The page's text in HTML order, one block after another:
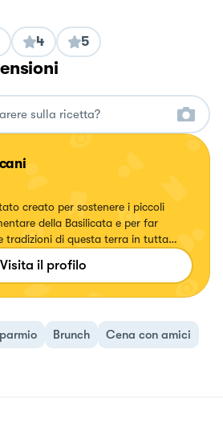
4 5
creato per sostenere i piccoli
della Basilicata e per far
tradizioni di questa terra in tutta
blogs/storia-e-ricette-dei-
Visita il profilo
Brunch Cena con amici